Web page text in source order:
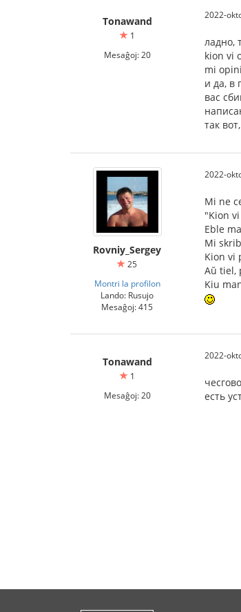
Tonawand
1
Mesaĝoj: 20
2022-
ладно,
kion vi
mi
и да, в
вас
так
Rovniy_Sergey
25
Montri la profilon
Lando: Rusujo
Mesaĝoj: 415
2022-
Mi ne
"Kion
Eble
Mi
Kion vi
Aŭ tiel,
Kiu
Tonawand
1
Mesaĝoj: 20
2022-
есть